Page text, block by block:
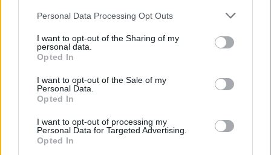
Please note that this website/app uses one or more Google
not limited to your visit or usage behaviour. You may click to
grant or deny consent to Google and its third-party tags to
use your data for below specified purposes in below Google
consent section.
Personal Data Processing Opt Outs
I want to opt-out of the Sharing of my
personal data.
Opted In
I want to opt-out of the Sale of my
Personal Data.
Opted In
I want to opt-out of processing my
Personal Data for Targeted Advertising.
Opted In